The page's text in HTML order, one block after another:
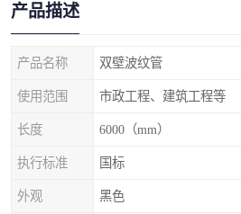
产品描述
产品名称 双壁波纹管
使用范围 市政工程、建筑工程等
长度 6000（mm）
执行标准 国标
外观 黑色